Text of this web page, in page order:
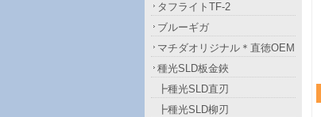
タフライトTF-2
ブルーギガ
マチダオリジナル＊直徳OEM
種光SLD板金鋏
┣種光SLD直刃
┣種光SLD柳刃